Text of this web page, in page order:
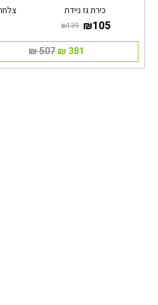
כירת גז ניידת
‏139 ₪
צלחת
‏507 ₪